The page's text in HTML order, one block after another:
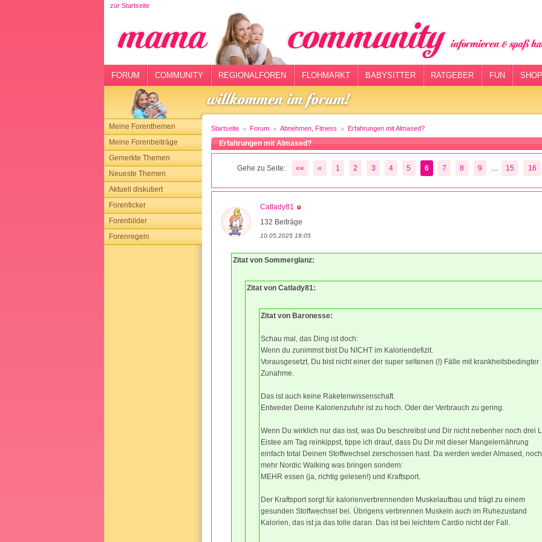
zur Startseite
FORUM COMMUNITY REGIONALFOREN FLOHMARKT BABYSITTER RATGEBER FUN
Meine Forenthemen
Meine Forenbeiträge
Gemerkte Themen
Neueste Themen
Aktuell diskutiert
Forenticker
Forenbilder
Forenregeln
Startseite Forum Abnehmen, Fitness Erfahrungen mit Almased?
Erfahrungen mit Almased?
Gehe zu Seite: «« « 1 2 3 4 5 6 7 8 9 15 16
Catlady81
132 Beiträge
10.05.2025 18:05
Zitat von Sommerglanz:
Zitat von Catlady81:
Zitat von Baronesse:
Schau mal, das Ding ist doch:
Wenn du zunimmst bist Du NICHT im Kaloriendefizit.
Vorausgesetzt, Du bist nicht einer der super seltenen (!) Fälle mit krankheitsbedingter
Zunahme.
Das ist auch keine Raketenwissenschaft.
Entweder Deine Kalorienzufuhr ist zu hoch. Oder der Verbrauch zu gering.
Wenn Du wirklich nur das isst, was Du beschreibst und Dir nicht nebenher noch drei
Eistee am Tag reinkippst, tippe ich drauf, dass Du Dir mit dieser Mangelernährung
einfach total Deinen Stoffwechsel zerschossen hast. Da werden weder Almased, noch
mehr Nordic Walking was bringen sondern:
MEHR essen (ja, richtig gelesen!) und Kraftsport.
Der Kraftsport sorgt für kalorienverbrennenden Muskelaufbau und trägt zu einem
gesunden Stoffwechsel bei. Übrigens verbrennen Muskeln auch im Ruhezustand
Kalorien, das ist ja das tolle daran. Das ist bei leichtem Cardio nicht der Fall.